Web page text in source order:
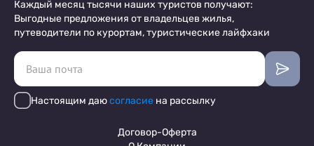
Каждый месяц тысячи наших туристов получают:
Выгодные предложения от владельцев жилья,
путеводители по курортам, туристические лайфхаки
Настоящим даюсогласие на рассылку
Договор-Оферта